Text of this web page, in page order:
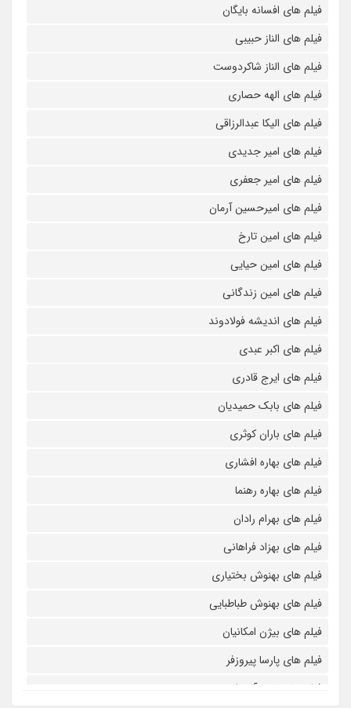
فیلم های افسانه بایگان
فیلم های الناز حبیبی
فیلم های الناز شاکردوست
فیلم های الهه حصاری
فیلم های الیکا عبدالرزاقی
فیلم های امیر جدیدی
فیلم های امیر جعفری
فیلم های امیرحسین آرمان
فیلم های امین تارخ
فیلم های امین حیایی
فیلم های امین زندگانی
فیلم های اندیشه فولادوند
فیلم های اکبر عبدی
فیلم های ایرج قادری
فیلم های بابک حمیدیان
فیلم های باران کوثری
فیلم های بهاره افشاری
فیلم های بهاره رهنما
فیلم های بهرام رادان
فیلم های بهزاد فراهانی
فیلم های بهنوش بختیاری
فیلم های بهنوش طباطبایی
فیلم های بیژن امکانیان
فیلم های پارسا پیروزفر
فیلم های پانته آ بهرام